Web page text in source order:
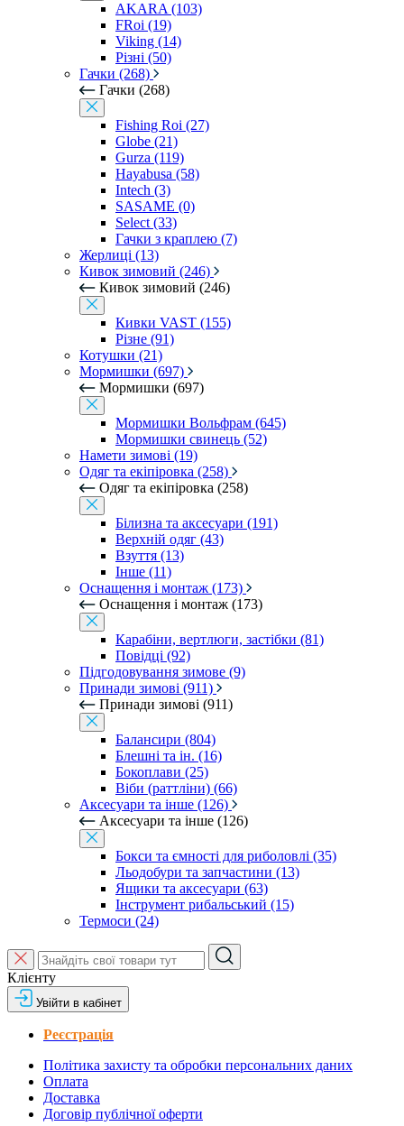
AKARA (103)
FRoi (19)
Viking (14)
Різні (50)
Гачки (268)
Гачки (268)
Fishing Roi (27)
Globe (21)
Gurza (119)
Hayabusa (58)
Intech (3)
SASAME (0)
Select (33)
Гачки з краплею (7)
Жерлиці (13)
Кивок зимовий (246)
Кивок зимовий (246)
Кивки VAST (155)
Різне (91)
Котушки (21)
Мормишки (697)
Мормишки (697)
Мормишки Вольфрам (645)
Мормишки свинець (52)
Намети зимові (19)
Одяг та екіпіровка (258)
Одяг та екіпіровка (258)
Білизна та аксесуари (191)
Верхній одяг (43)
Взуття (13)
Інше (11)
Оснащення і монтаж (173)
Оснащення і монтаж (173)
Карабіни, вертлюги, застібки (81)
Повідці (92)
Підгодовування зимове (9)
Принади зимові (911)
Принади зимові (911)
Балансири (804)
Блешні та ін. (16)
Бокоплави (25)
Віби (раттліни) (66)
Аксесуари та інше (126)
Аксесуари та інше (126)
Бокси та ємності для риболовлі (35)
Льодобури та запчастини (13)
Ящики та аксесуари (63)
Інструмент рибальський (15)
Термоси (24)
Клієнту
Увійти в кабінет
Реєстрація
Політика захисту та обробки персональних даних
Оплата
Доставка
Договір публічної оферти